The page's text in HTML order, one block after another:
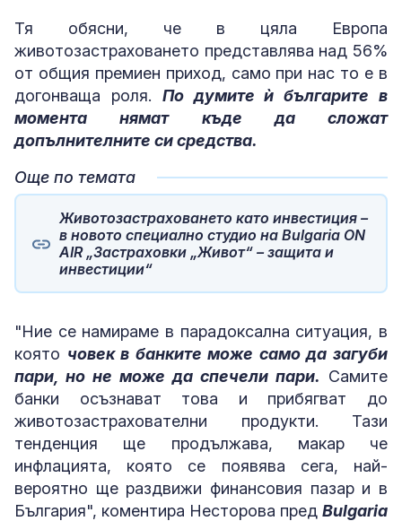
Тя обясни, че в цяла Европа
животозастраховането представлява над 56%
от общия премиен приход, само при нас то е в
догонваща роля. По думите ѝ българите в
момента нямат къде да сложат
допълнителните си средства.
Още по темата
Животозастраховането като инвестиция –
в новото специално студио на Bulgaria ON
AIR „Застраховки „Живот“ – защита и
инвестиции“
"Ние се намираме в парадоксална ситуация, в
която човек в банките може само да загуби
пари, но не може да спечели пари. Самите
банки осъзнават това и прибягват до
животозастрахователни продукти. Тази
тенденция ще продължава, макар че
инфлацията, която се появява сега, най-
вероятно ще раздвижи финансовия пазар и в
България", коментира Несторова пред Bulgaria